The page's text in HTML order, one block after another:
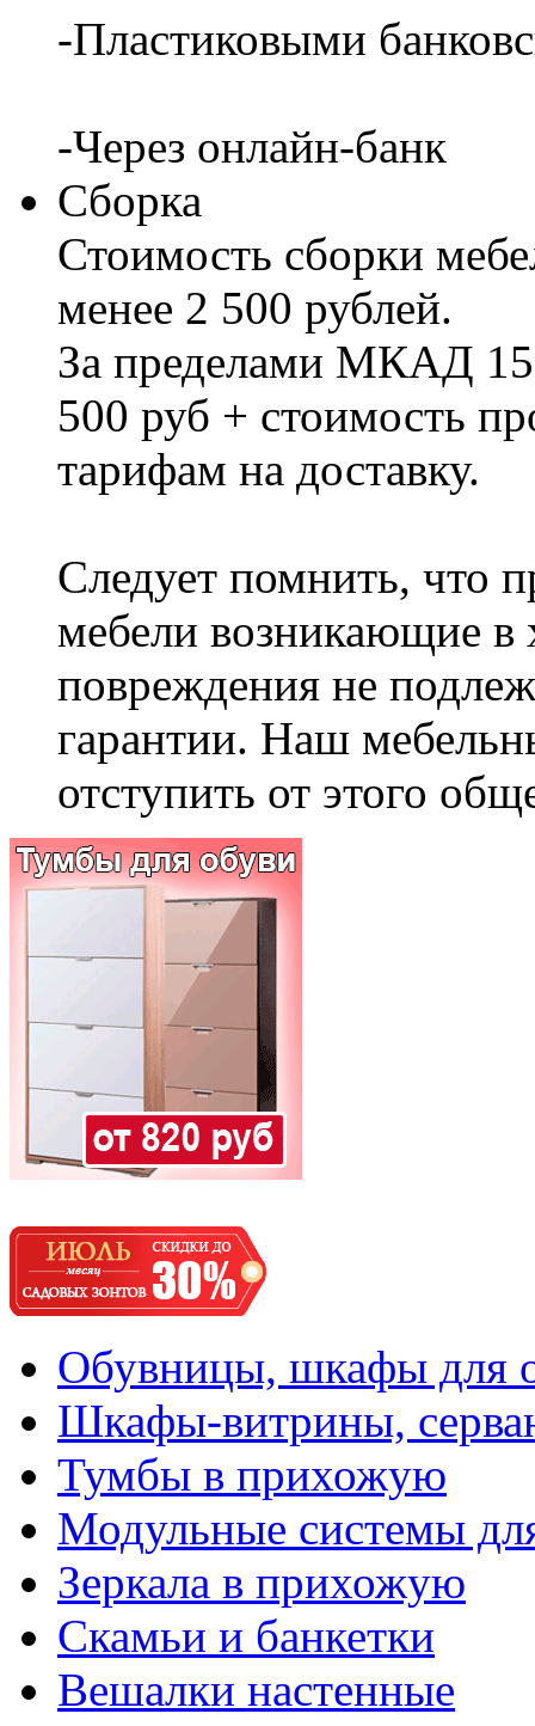
-Пластиковыми
-Через онлайн-банк
Сборка
Стоимость сборки
менее 2 500 рублей.
За пределами МКАД
500 руб + стоимость
тарифам на доставку.
Следует помнить, что
мебели возникающие в
повреждения не
гарантии. Наш
отступить от этого
Обувницы, шкафы для
Шкафы-витрины,
Тумбы в прихожую
Модульные системы
Зеркала в прихожую
Скамьи и банкетки
Вешалки настенные